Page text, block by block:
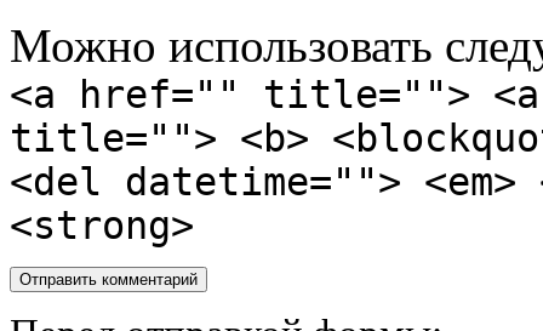
Можно использовать
<a href="" title="">
title=""> <b>
<del datetime="">
<strong>